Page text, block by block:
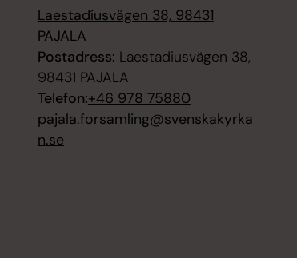
Laestadíusvägen 38, 98431
PAJALA
Postadress: Laestadiusvägen 38,
98431 PAJALA
Telefon:+46 978 75880
pajala.forsamling@svenskakyrka
n.se